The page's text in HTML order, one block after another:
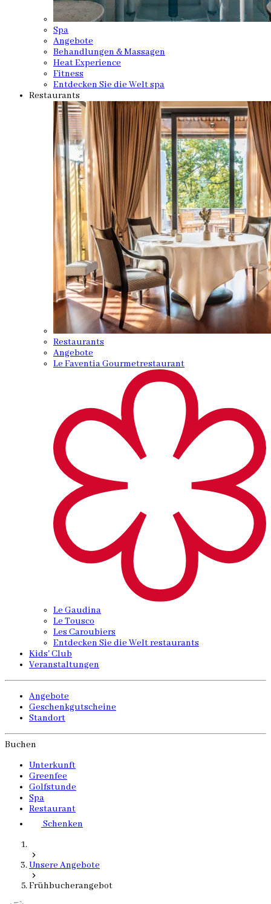
Spa
Angebote
Behandlungen & Massagen
Heat Experience
Fitness
Entdecken Sie die Welt spa
Restaurants
Restaurants
Angebote
Le Faventia Gourmetrestaurant
Le Gaudina
Le Tousco
Les Caroubiers
Entdecken Sie die Welt restaurants
Kids' Club
Veranstaltungen
Angebote
Geschenkgutscheine
Standort
Buchen
Unterkunft
Greenfee
Golfstunde
Spa
Restaurant
Schenken
Unsere Angebote
Frühbucherangebot